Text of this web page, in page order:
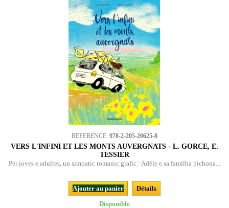
REFERENCE: 978-2-205-20625-8
VERS L'INFINI ET LES MONTS AUVERGNATS - L. GORCE, E.
TESSIER
Per joves e adultes, un simpatic romanic grafic : Adèle e sa familha pichona...
Ajouter au panier
Détails
Disponible